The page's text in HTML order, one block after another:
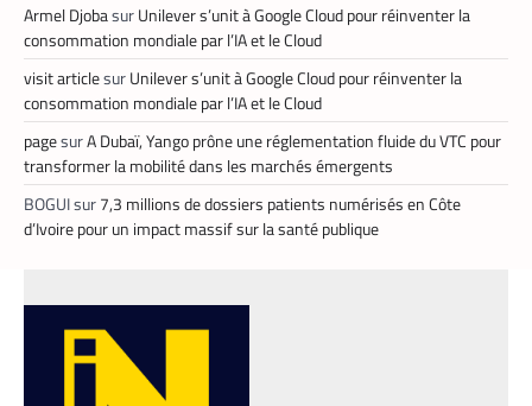
APPLICATION , TECH AFRIQUE
Prosuma et Yango Food : un partenariat qui
impacte le marché du travail ivoirien
La Rédaction 10 mai 2026
Le partenariat entre Prosuma et Yango
Food promet de transformer le commerce
ivoirien en stimulant l’emploi local,
et inclusive.
Armel DjobasurUnilever s’unit à Google Cloud pour réinventer la
consommation mondiale par l’IA et le Cloud
visit articlesurUnilever s’unit à Google Cloud pour réinventer la
consommation mondiale par l’IA et le Cloud
pagesurA Dubaï, Yango prône une réglementation fluide du VTC pour
transformer la mobilité dans les marchés émergents
BOGUIsur7,3 millions de dossiers patients numérisés en Côte
d’Ivoire pour un impact massif sur la santé publique